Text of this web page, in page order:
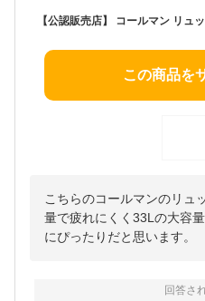
この商品を
こちらのコールマンのリュ
量で疲れにくく33Lの大容
にぴったりだと思います。
回答さ